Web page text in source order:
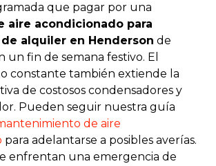
que pagar por una
aire acondicionado para
alquiler en Henderson de
un fin de semana festivo. El
constante también extiende la
de costosos condensadores y
Pueden seguir nuestra guía
de aire
para adelantarse a posibles averías.
enfrentan una emergencia de